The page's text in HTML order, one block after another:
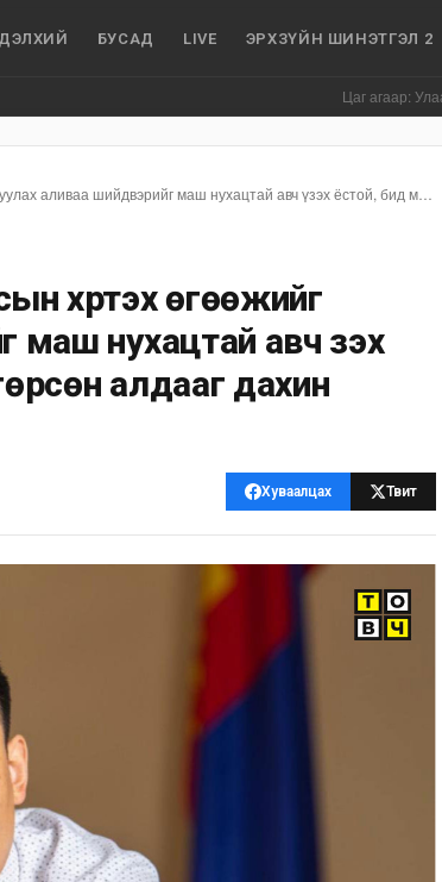
ДЭЛХИЙ БУСАД LIVE ЭРХЗҮЙН ШИНЭТГЭЛ 2
Цаг агаар:
хүртэх өгөөжийг
маш нухацтай авч үзэх
алдааг дахин
Хуваалцах Твит